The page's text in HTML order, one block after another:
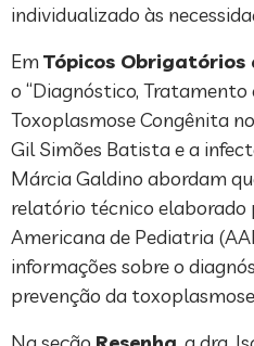
individualizado às
Em Tópicos
o “Diagnóstico, Tratamento
Toxoplasmose Congênita
Gil Simões Batista e a
Márcia Galdino abordam
relatório técnico elaborado
Americana de Pediatria
informações sobre o
prevenção da